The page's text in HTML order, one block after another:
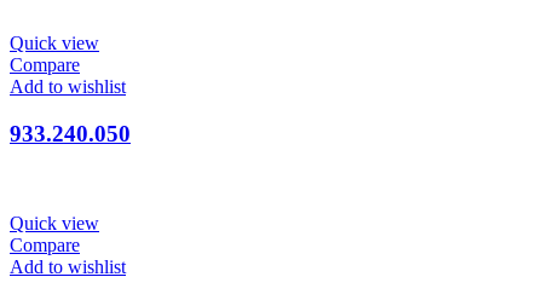
Quick view
Compare
Add to wishlist
933.240.050
Quick view
Compare
Add to wishlist